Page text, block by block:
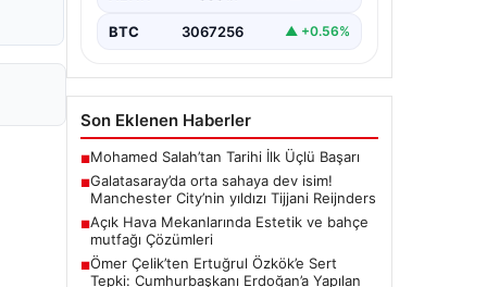
BTC 3067256 ▲ +0.56%
Son Eklenen Haberler
■Mohamed Salah’tan Tarihi İlk Üçlü Başarı
■Galatasaray’da orta sahaya dev isim!
Manchester City’nin yıldızı Tijjani Reijnders
■Açık Hava Mekanlarında Estetik ve bahçe
mutfağı Çözümleri
■Ömer Çelik’ten Ertuğrul Özkök’e Sert
Tepki: Cumhurbaşkanı Erdoğan’a Yapılan